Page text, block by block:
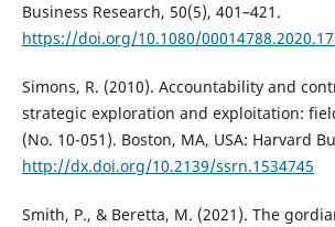
Business Research, 50(5), 401–421.
https://doi.org/10.1080/
Simons, R. (2010). Accountability and
strategic exploration and exploitation:
(No. 10-051). Boston, MA, USA: Harvard
http://dx.doi.org/10.2139/ssrn.1534745
Smith, P., & Beretta, M. (2021). The